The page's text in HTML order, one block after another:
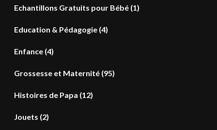
Echantillons Gratuits pour Bébé (1)
Education & Pédagogie (4)
Enfance (4)
Grossesse et Maternité (95)
Histoires de Papa (12)
Jouets (2)